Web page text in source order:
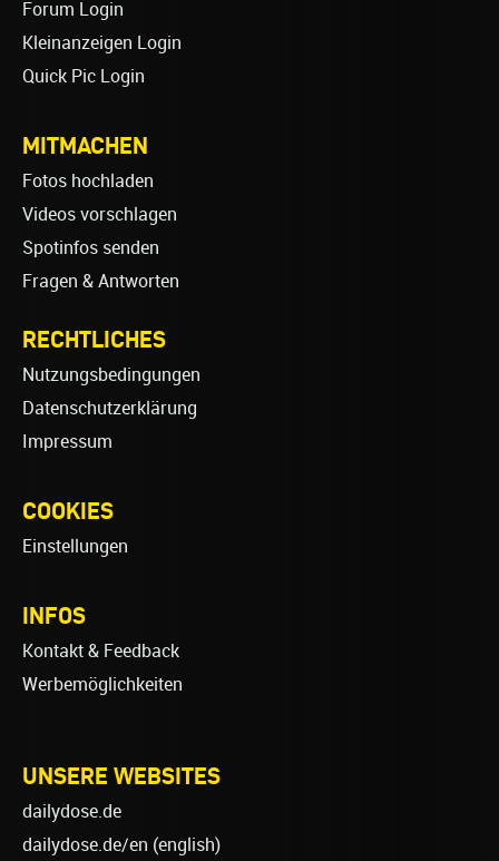
Forum Login
Kleinanzeigen Login
Quick Pic Login
MITMACHEN
Fotos hochladen
Videos vorschlagen
Spotinfos senden
Fragen & Antworten
RECHTLICHES
Nutzungsbedingungen
Datenschutzerklärung
Impressum
COOKIES
Einstellungen
INFOS
Kontakt & Feedback
Werbemöglichkeiten
UNSERE WEBSITES
dailydose.de
dailydose.de/en (english)